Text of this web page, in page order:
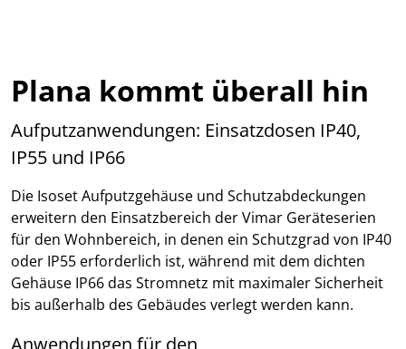
Plana kommt überall hin
Aufputzanwendungen: Einsatzdosen IP40,
IP55 und IP66
Die Isoset Aufputzgehäuse und Schutzabdeckungen
erweitern den Einsatzbereich der Vimar Geräteserien
für den Wohnbereich, in denen ein Schutzgrad von IP40
oder IP55 erforderlich ist, während mit dem dichten
Gehäuse IP66 das Stromnetz mit maximaler Sicherheit
bis außerhalb des Gebäudes verlegt werden kann.
Anwendungen für den